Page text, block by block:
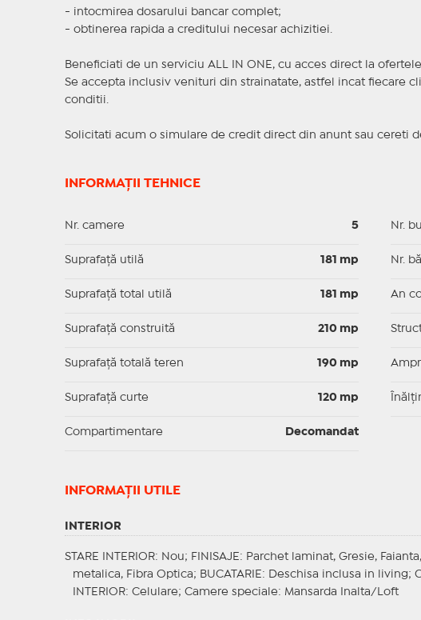
- intocmirea dosarului bancar complet;
- obtinerea rapida a creditului necesar achizitiei.
Beneficiati de un serviciu ALL IN ONE, cu acces direct la
Se accepta inclusiv venituri din strainatate, astfel incat fiecare
conditii.
Solicitati acum o simulare de credit direct din anunt sau cereti
INFORMAȚII TEHNICE
Nr. camere 5
Suprafaţă utilă 181 mp
Suprafaţă total utilă 181 mp
Suprafaţă construită 210 mp
Suprafață totală teren 190 mp
Suprafaţă curte 120 mp
Compartimentare Decomandat
Nr.
Nr.
An
INFORMAŢII UTILE
INTERIOR
STARE INTERIOR: Nou; FINISAJE : Parchet laminat, Gresie,
metalica, Fibra Optica; BUCATARIE : Deschisa inclusa in living;
INTERIOR: Celulare; Camere speciale: Mansarda Inalta/Loft